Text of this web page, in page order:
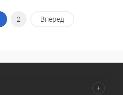
2 Вперед